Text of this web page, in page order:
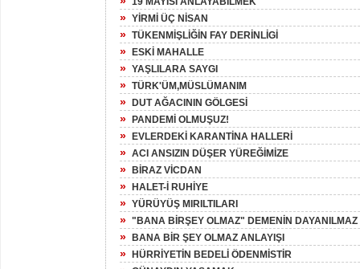
» YİRMİ ÜÇ NİSAN
» TÜKENMİŞLİĞİN FAY DERİNLİGİ
» ESKİ MAHALLE
» YAŞLILARA SAYGI
» TÜRK'ÜM,MÜSLÜMANIM
» DUT AĞACININ GÖLGESİ
» PANDEMİ OLMUŞUZ!
» EVLERDEKİ KARANTİNA HALLERİ
» ACI ANSIZIN DÜŞER YÜREĞİMİZE
» BİRAZ VİCDAN
» HALET-İ RUHİYE
» YÜRÜYÜŞ MIRILTILARI
» "BANA BİRŞEY OLMAZ" DEMENİN DAYANILMAZ
» BANA BİR ŞEY OLMAZ ANLAYIŞI
» HÜRRİYETİN BEDELİ ÖDENMİSTİR